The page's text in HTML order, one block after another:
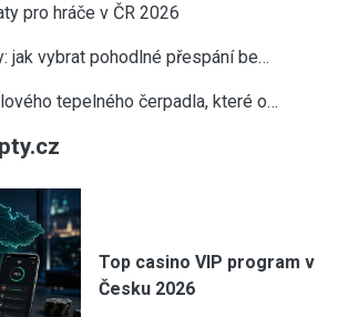
pro hráče v ČR 2026
jak vybrat pohodlné přespání be…
tepelného čerpadla, které o…
Top casino VIP program v
Česku 2026